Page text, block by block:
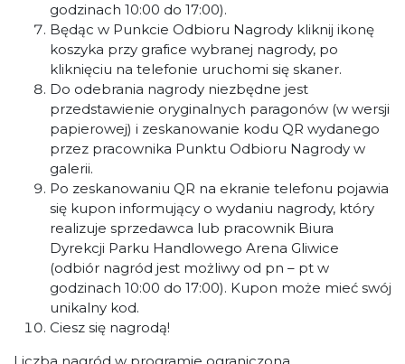
godzinach 10:00 do 17:00).
Będąc w Punkcie Odbioru Nagrody kliknij ikonę
koszyka przy grafice wybranej nagrody, po
kliknięciu na telefonie uruchomi się skaner.
Do odebrania nagrody niezbędne jest
przedstawienie oryginalnych paragonów (w wersji
papierowej) i zeskanowanie kodu QR wydanego
przez pracownika Punktu Odbioru Nagrody w
galerii.
Po zeskanowaniu QR na ekranie telefonu pojawia
się kupon informujący o wydaniu nagrody, który
realizuje sprzedawca lub pracownik Biura
Dyrekcji Parku Handlowego Arena Gliwice
(odbiór nagród jest możliwy od pn – pt w
godzinach 10:00 do 17:00). Kupon może mieć swój
unikalny kod.
Ciesz się nagrodą!